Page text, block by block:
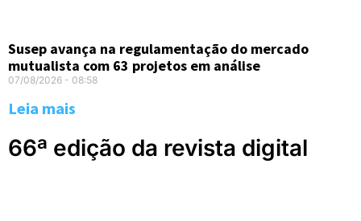
Susep avança na regulamentação do mercado
mutualista com 63 projetos em análise
07/08/2026 08:58
Leia mais
66ª edição da revista digital